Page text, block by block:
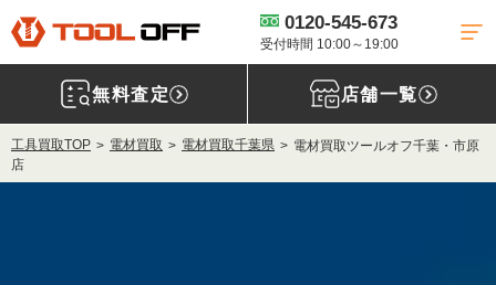
0120-545-673
受付時間 10:00～19:00
無料査定 店舗一覧
工具買取TOP 電材買取 電材買取千葉県
電材買取ツールオフ千葉・市原
店